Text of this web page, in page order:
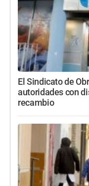
El Sindicato de
autoridades con
recambio